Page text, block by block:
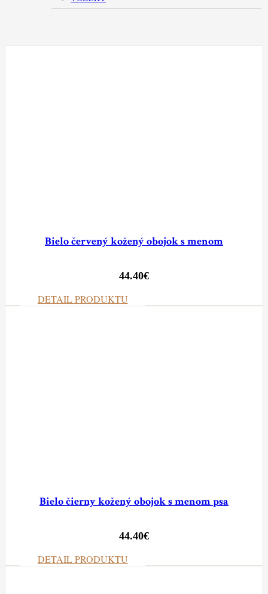
Bielo červený kožený obojok s menom
44.40€
DETAIL PRODUKTU
Bielo čierny kožený obojok s menom psa
44.40€
DETAIL PRODUKTU